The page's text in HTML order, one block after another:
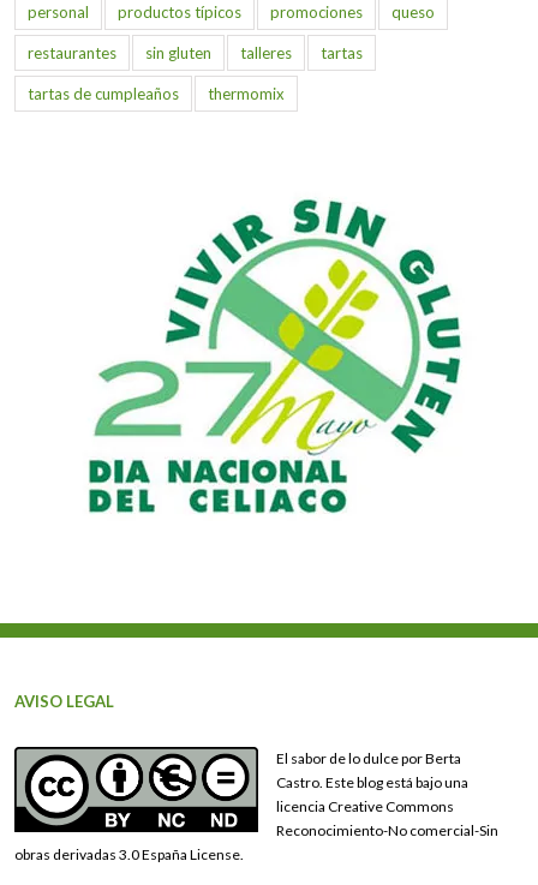
personal productos típicos promociones queso
restaurantes sin gluten talleres tartas
tartas de cumpleaños thermomix
AVISO LEGAL
El sabor de lo dulce por Berta
Castro. Este blog está bajo una
licencia Creative Commons
Reconocimiento-No comercial-Sin
obras derivadas 3.0 España License.